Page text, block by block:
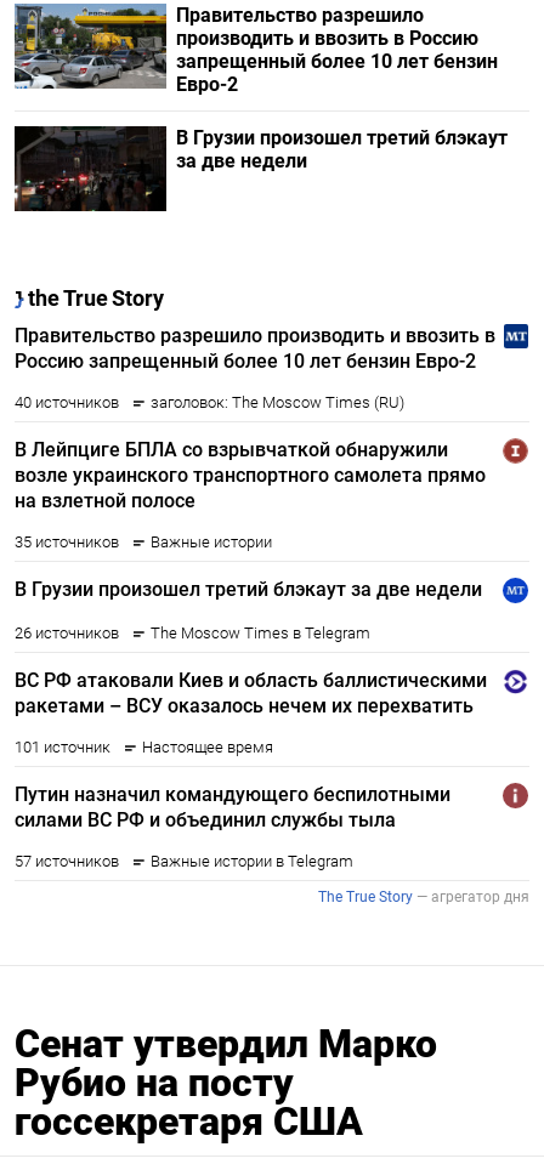
Правительство разрешило
производить и ввозить в Россию
запрещенный более 10 лет бензин
Евро-2
В Грузии произошел третий блэкаут
за две недели
Сенат утвердил Марко
Рубио на посту
госсекретаря США